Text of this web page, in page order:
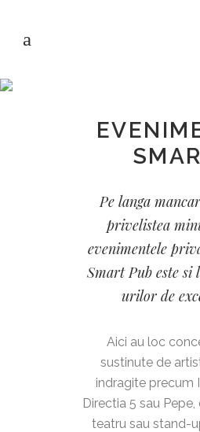
Pe langa
privelistea
evenimentele
Smart Pub este si
urilor de
Aici au loc
sustinute de
indragite precum
Directia 5 sau Pepe,
teatru sau stand-